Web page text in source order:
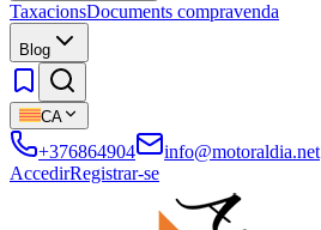
TaxacionsDocuments compravenda
Blog
CA
+376864904
info@motoraldia.net
AccedirRegistrar-se